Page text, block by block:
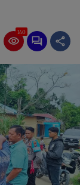
140